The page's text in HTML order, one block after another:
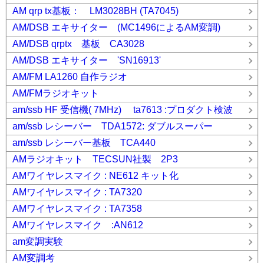
AM qrp tx基板： LM3028BH (TA7045)
AM/DSB エキサイター (MC1496によるAM変調)
AM/DSB qrptx 基板 CA3028
AM/DSB エキサイター 'SN16913'
AM/FM LA1260 自作ラジオ
AM/FMラジオキット
am/ssb HF 受信機( 7MHz) ta7613 :プロダクト検波
am/ssb レシーバー TDA1572: ダブルスーパー
am/ssb レシーバー基板 TCA440
AMラジオキット TECSUN社製 2P3
AMワイヤレスマイク : NE612 キット化
AMワイヤレスマイク : TA7320
AMワイヤレスマイク : TA7358
AMワイヤレスマイク :AN612
am変調実験
AM変調考